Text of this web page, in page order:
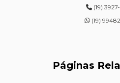
ENSAIOS DE DUREZA DE CAMPO
(19)
(19)
Páginas